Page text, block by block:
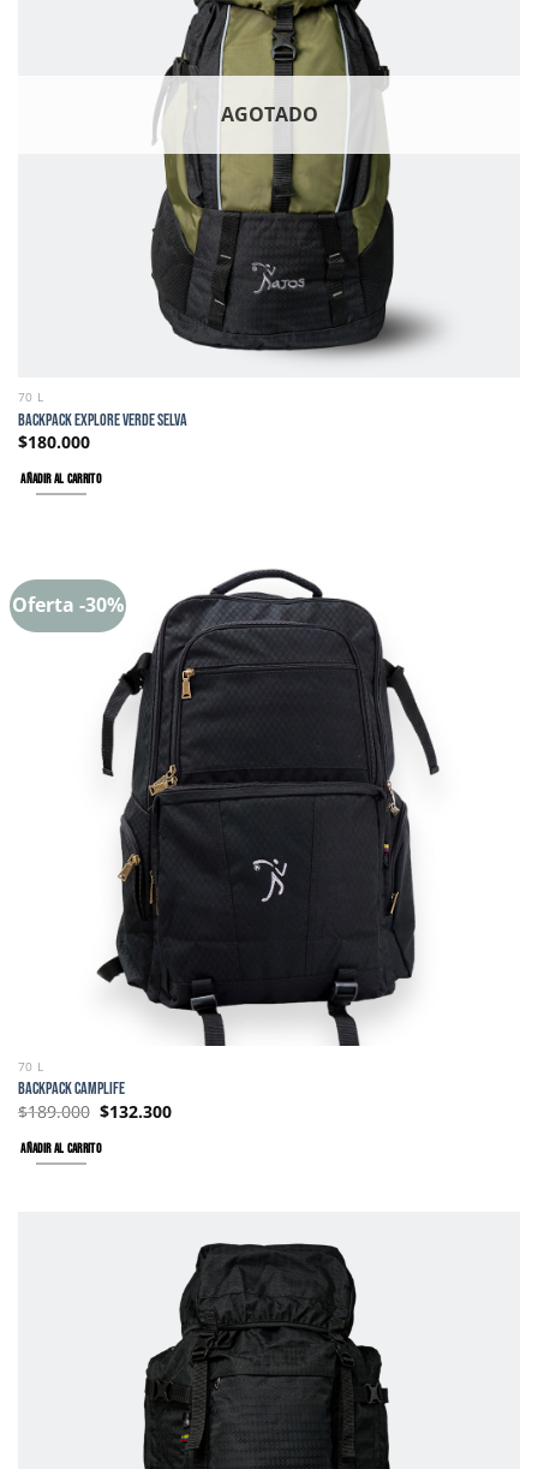
AGOTADO
70 L
BACKPACK EXPLORE VERDE SELVA
$180.000
AÑADIR AL CARRITO
Oferta -30%
70 L
BACKPACK CAMPLIFE
$189.000 $132.300
AÑADIR AL CARRITO